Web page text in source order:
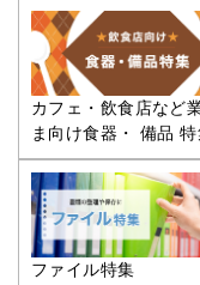
カフェ・飲食店など
ま向け食器・ 備品
ファイル特集